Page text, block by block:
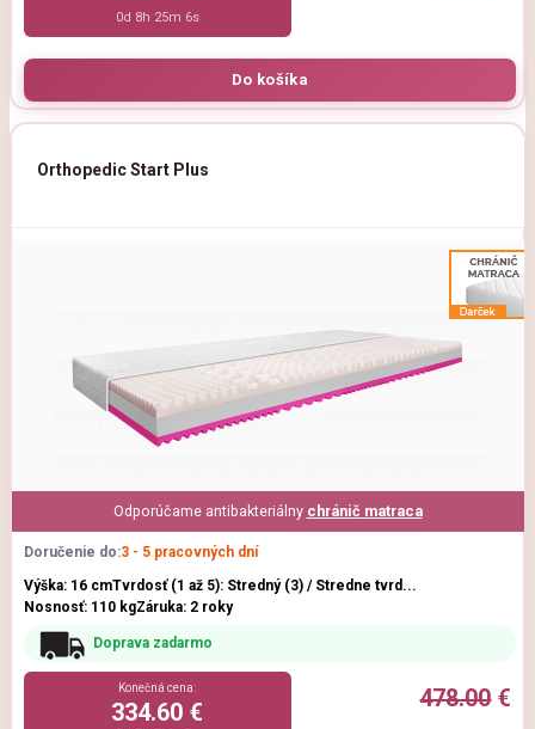
0d 8h 25m 5s
Orthopedic Start Plus
Odporúčame antibakteriálny chránič matraca
Doručenie do:3 - 5 pracovných dní
Výška: 16 cmTvrdosť (1 až 5): Stredný (3) / Stredne tvrd...
Nosnosť: 110 kgZáruka: 2 roky
Doprava zadarmo
478.00€
Konečná cena:
334.60 €